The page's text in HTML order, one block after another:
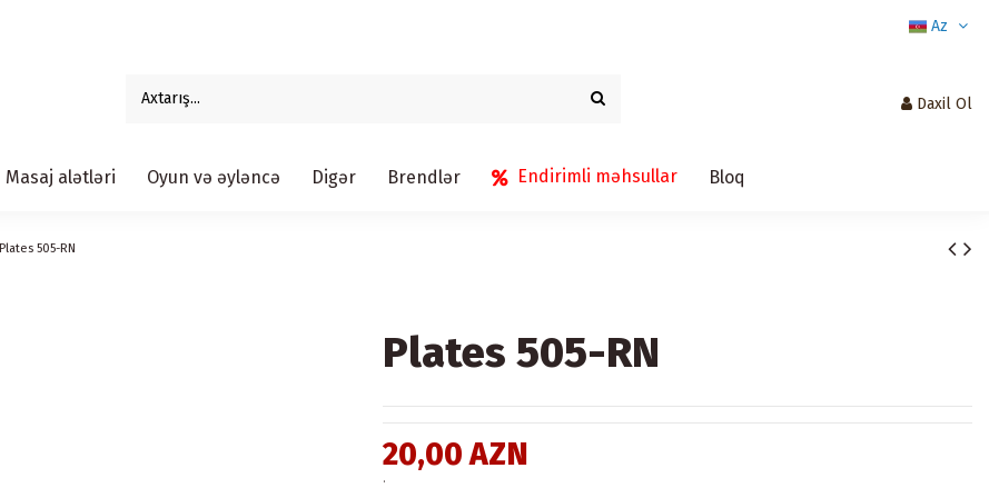
Az
Daxil Ol
Masaj alətləri Oyun və əyləncə Digər Brendlər Endirimli məhsullar Bloq
Plates 505-RN
Plates 505-RN
20,00 AZN
.